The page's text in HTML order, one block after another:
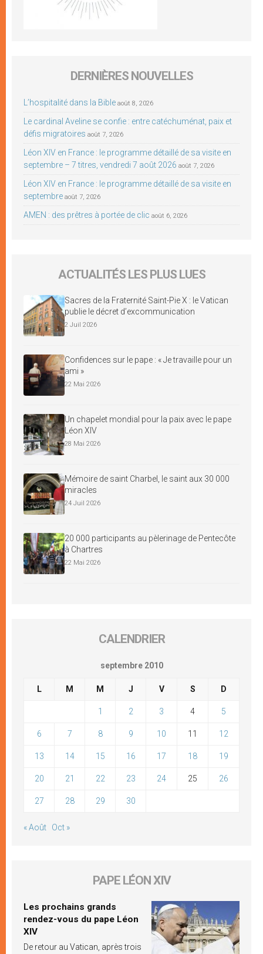
DERNIÈRES NOUVELLES
L’hospitalité dans la Bible août 8, 2026
Le cardinal Aveline se confie : entre catéchuménat, paix et
défis migratoires août 7, 2026
Léon XIV en France : le programme détaillé de sa visite en
septembre – 7 titres, vendredi 7 août 2026 août 7, 2026
Léon XIV en France : le programme détaillé de sa visite en
septembre août 7, 2026
AMEN : des prêtres à portée de clic août 6, 2026
ACTUALITÉS LES PLUS LUES
Sacres de la Fraternité Saint-Pie X : le Vatican
publie le décret d’excommunication
2 Juil 2026
Confidences sur le pape : « Je travaille pour un
ami »
22 Mai 2026
Un chapelet mondial pour la paix avec le pape
Léon XIV
28 Mai 2026
Mémoire de saint Charbel, le saint aux 30 000
miracles
24 Juil 2026
20 000 participants au pèlerinage de Pentecôte
à Chartres
22 Mai 2026
CALENDRIER
septembre 2010
L M M J V S D
1 2 3 4 5
6 7 8 9 10 11 12
13 14 15 16 17 18 19
20 21 22 23 24 25 26
27 28 29 30
« Août Oct »
PAPE LÉON XIV
Les prochains grands
rendez-vous du pape Léon
XIV
De retour au Vatican, après trois